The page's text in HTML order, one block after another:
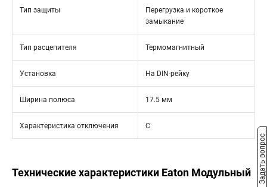
Тип защиты
Перегрузка и короткое
замыкание
Тип расцепителя Термомагнитный
Установка На DIN-рейку
Ширина полюса 17.5 мм
Характеристика отключения C
Технические характеристики Eaton Модульный
Задать вопрос